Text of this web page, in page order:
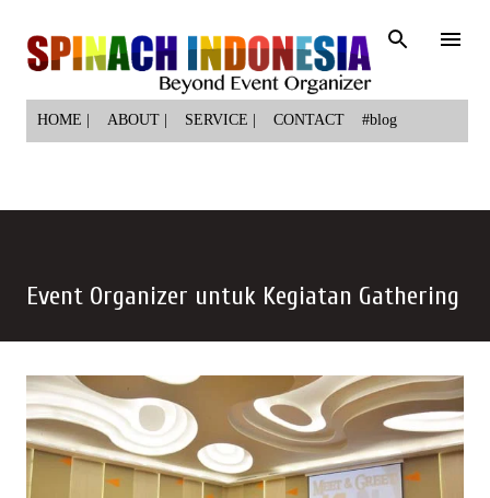
HOME | ABOUT | SERVICE | CONTACT #blog
Event Organizer untuk Kegiatan Gathering